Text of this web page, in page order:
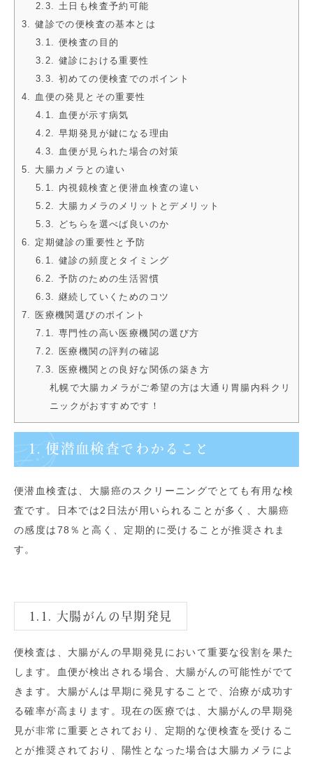
2.3. 土日も検査予約可能
3. 健診での便検査の基本とは
3.1. 便検査の目的
3.2. 健診における重要性
3.3. 初めての便検査でのポイント
4. 血便の発見とその重要性
4.1. 血便が示す病気
4.2. 早期発見が鍵になる理由
4.3. 血便が見られた場合の対策
5. 大腸カメラとの違い
5.1. 内視鏡検査と便潜血検査の違い
5.2. 大腸カメラのメリットとデメリット
5.3. どちらを選べば良いのか
6. 定期健診の重要性と予防
6.1. 健診の頻度とタイミング
6.2. 予防のための生活習慣
6.3. 継続していくためのコツ
7. 医療機関選びのポイント
7.1. 専門性の高い医療機関の選び方
7.2. 医療機関の評判の確認
7.3. 医療機関との良好な関係の築き方
札幌で大腸カメラがご希望の方は大通り胃腸内科クリ
ニックがおすすめです！
1. 便潜血検査でわかること
便潜血検査は、大腸癌のスクリーニングでとても有用な検
査です。日本では2日法が用いられることが多く、大腸癌
の感度は78％と高く、定期的に受けることが推奨されま
す。
1.1. 大腸がんの早期発見
便検査は、大腸がんの早期発見において重要な役割を果た
します。血便が検出される場合、大腸がんの可能性がでて
きます。大腸がんは早期に発見することで、治療が成功す
る確率が高まります。現在の医療では、大腸がんの早期発
見が非常に重要とされており、定期的な便検査を受けるこ
とが推奨されており、陽性となった場合は大腸カメラによ